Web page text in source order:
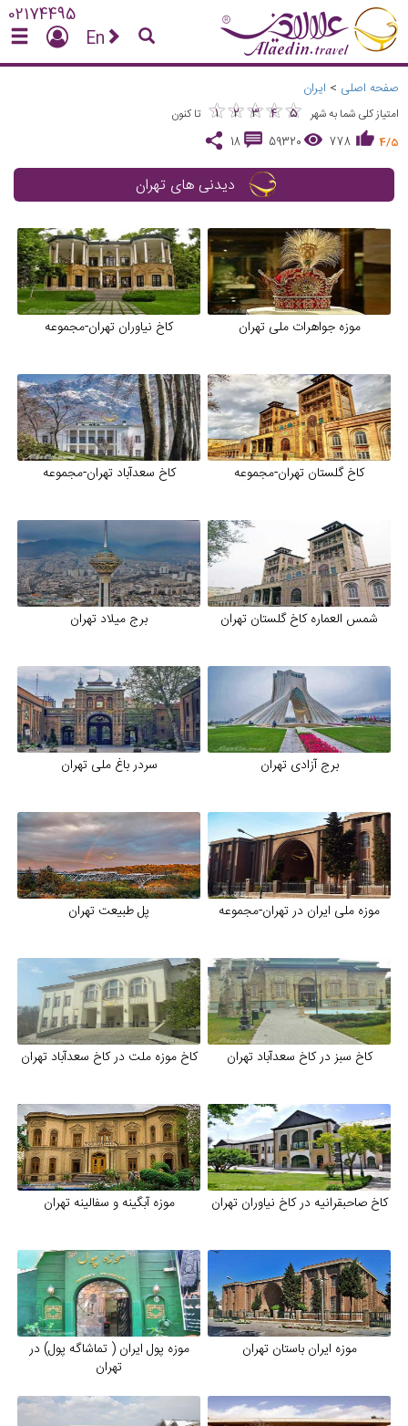
02174495
En
صفحه اصلی > ایران
امتیاز کلی شما به شهر ★
1 ★
2 ★
3 ★
4 ★
5
★★★★★
تا کنون
4/5
778
59320
18
دیدنی های تهران
موزه جواهرات ملی تهران کاخ نیاوران تهران-مجموعه
کاخ گلستان تهران-مجموعه کاخ سعدآباد تهران-مجموعه
شمس العماره کاخ گلستان تهران برج میلاد تهران
برج آزادی تهران سردر باغ ملی تهران
موزه ملی ایران در تهران-مجموعه پل طبیعت تهران
كاخ سبز در کاخ سعدآباد تهران كاخ موزه ملت در کاخ سعدآباد تهران
کاخ صاحبقرانیه در کاخ نیاوران تهران موزه آبگینه و سفالینه تهران
موزه ایران باستان تهران
موزه پول ایران ( تماشاگه پول) در
تهران